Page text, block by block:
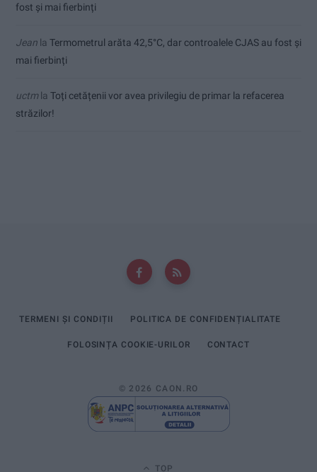
fost și mai fierbinți
Jean la Termometrul arăta 42,5°C, dar controalele CJAS au fost și
mai fierbinți
uctmla Toți cetățenii vor avea privilegiu de primar la refacerea
străzilor!
TERMENI ȘI CONDIȚII POLITICA DE CONFIDENȚIALITATE
FOLOSINȚA COOKIE-URILOR CONTACT
© 2026 CAON.RO
TOP